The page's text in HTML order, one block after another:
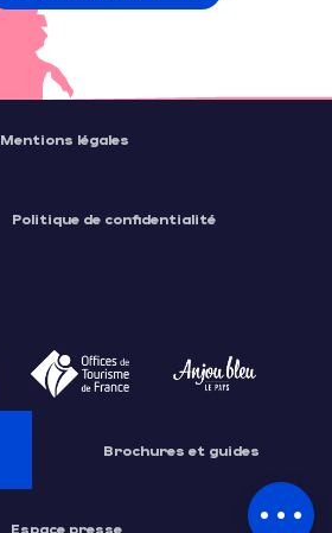
par email
Mentions légales
Politique de confidentialité
Brochures et guides
Espace presse